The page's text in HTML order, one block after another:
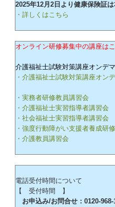
2025年12月2日より健康保険証
・詳しくはこちら
オンライン研修募集中の講座は
介護福祉士試験対策講座オンデ
・介護福祉士試験対策講座オン
・実務者研修教員講習会
・介護福祉士実習指導者講習会
・社会福祉士実習指導者講習会
・強度行動障がい支援者養成研修
・介護教員講習会
電話受付時間について
【 受付時間 】
お申込み/お問合せ：0120-968-